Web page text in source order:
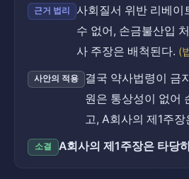
근거 법리
사회질서 위반 리베이
수 없어, 손금불산입
사 주장은 배척된다. (
사안의 적용
결국 약사법령이 금
원은 통상성이 없어
고, A회사의 제1주
소결 A회사의 제1주장은 타당